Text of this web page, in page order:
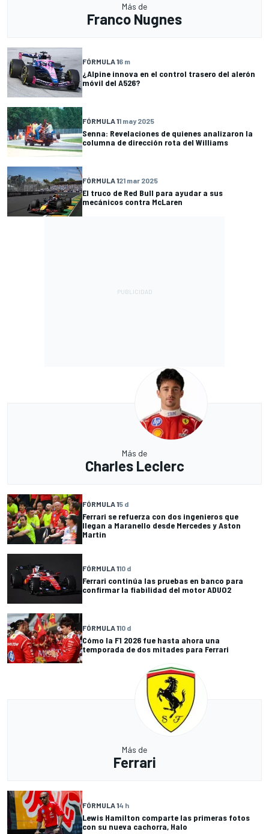
Más de
Franco Nugnes
FÓRMULA 16 m
¿Alpine innova en el control trasero del alerón
móvil del A526?
FÓRMULA 11 may 2025
Senna: Revelaciones de quienes analizaron la
columna de dirección rota del Williams
FÓRMULA 121 mar 2025
El truco de Red Bull para ayudar a sus
mecánicos contra McLaren
Más de
Charles Leclerc
FÓRMULA 15 d
Ferrari se refuerza con dos ingenieros que
llegan a Maranello desde Mercedes y Aston
Martin
FÓRMULA 110 d
Ferrari continúa las pruebas en banco para
confirmar la fiabilidad del motor ADUO2
FÓRMULA 110 d
Cómo la F1 2026 fue hasta ahora una
temporada de dos mitades para Ferrari
Más de
Ferrari
FÓRMULA 14 h
Lewis Hamilton comparte las primeras fotos
con su nueva cachorra, Halo